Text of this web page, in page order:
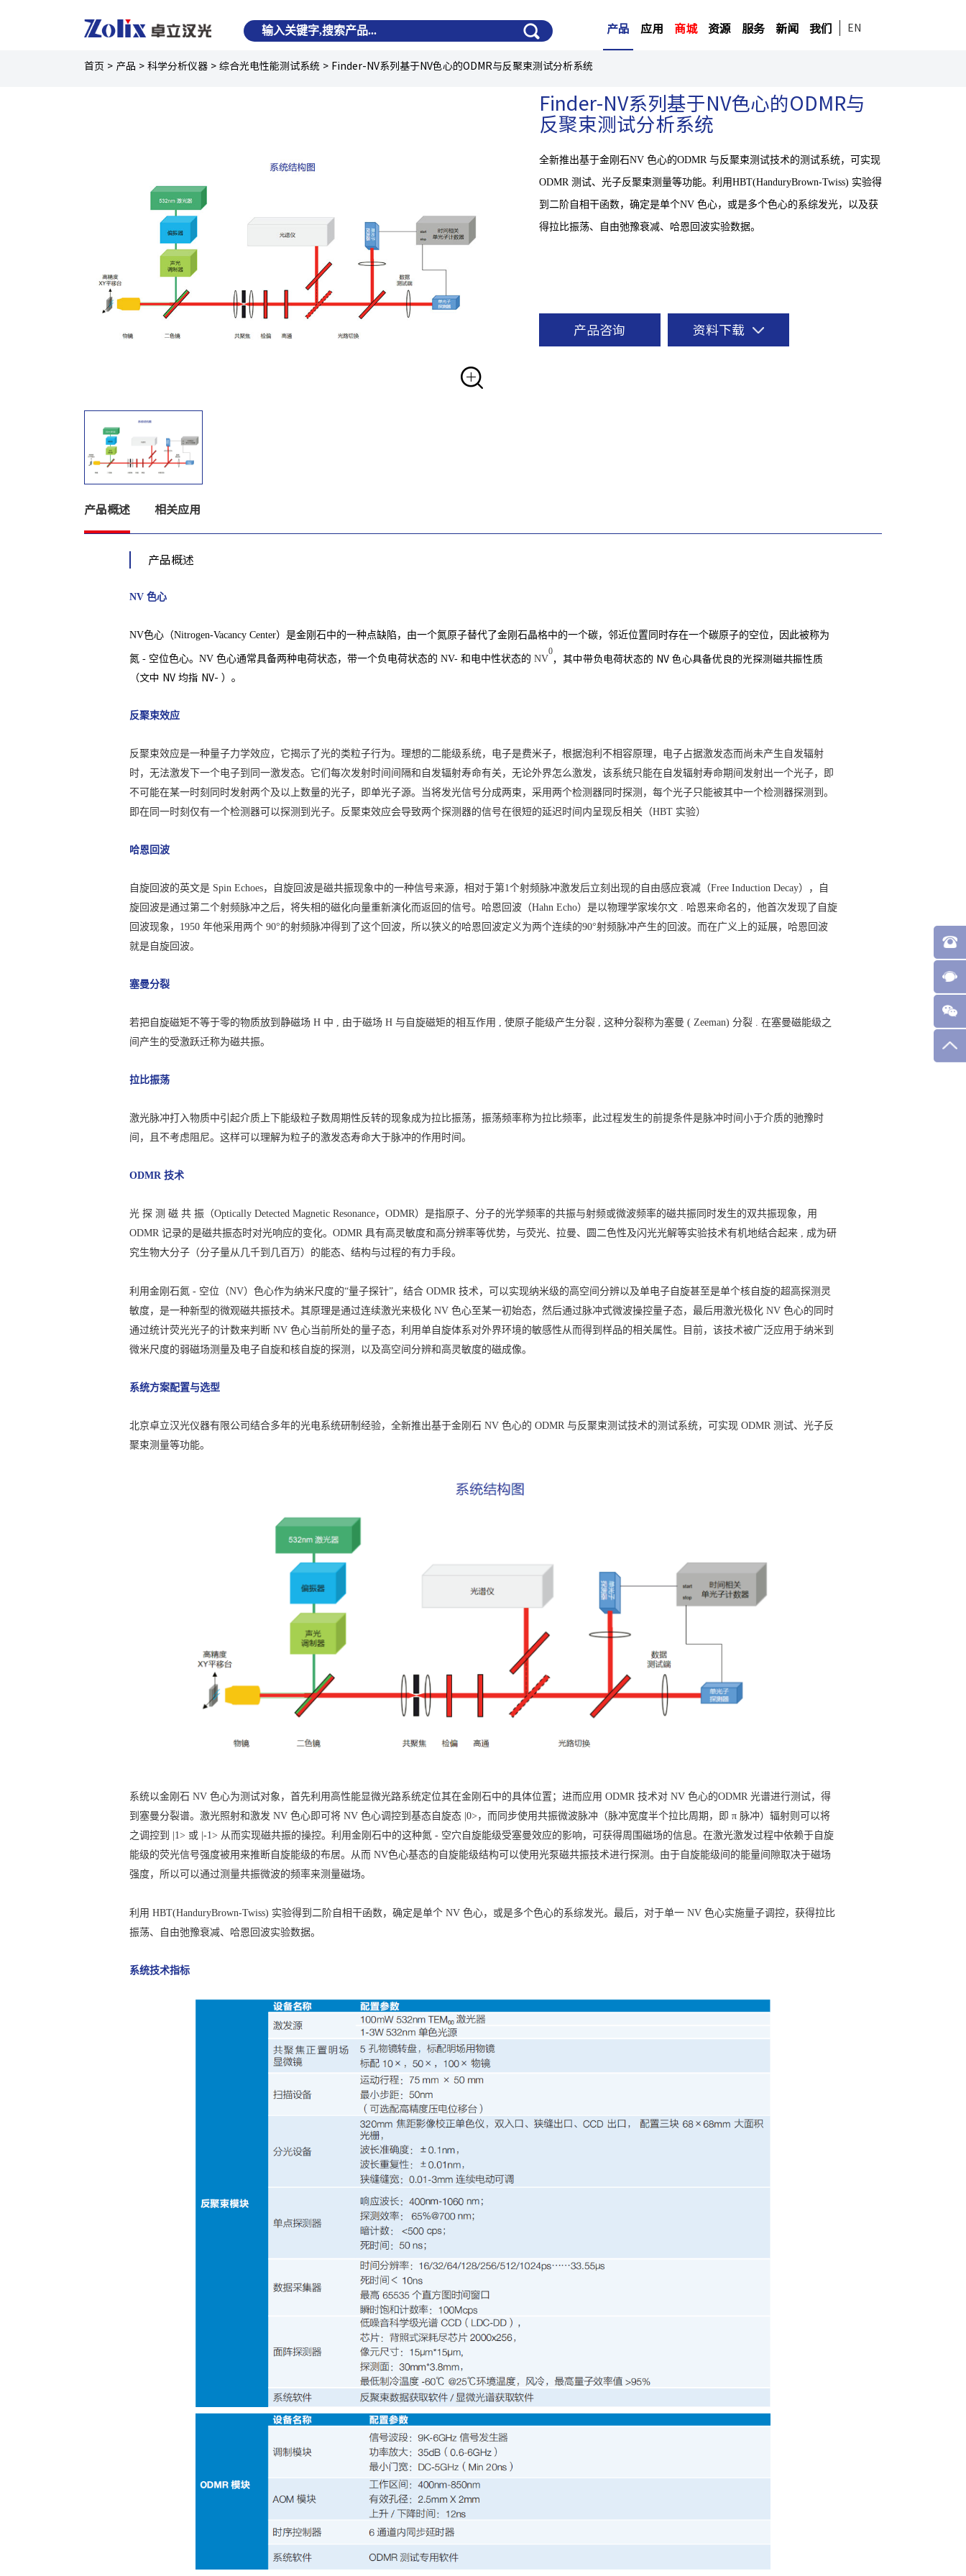
产品 应用 商城 资源 服务 新闻 我们 EN
首页 > 产品 >科学分析仪器 >综合光电性能测试系统 > Finder-NV系列基于NV色心的ODMR与反聚束测试分析系统
Finder-NV系列基于NV色心的ODMR与
反聚束测试分析系统
全新推出基于金刚石NV 色心的ODMR 与反聚束测试技术的测试系统，可实现
ODMR 测试、光子反聚束测量等功能。利用HBT(HanduryBrown-Twiss) 实验得
到二阶自相干函数，确定是单个NV 色心，或是多个色心的系综发光，以及获
得拉比振荡、自由弛豫衰减、哈恩回波实验数据。
产品咨询 资料下载
产品概述 相关应用
产品概述
NV 色心
NV色心（Nitrogen-Vacancy Center）是金刚石中的一种点缺陷，由一个氮原子替代了金刚石晶格中的一个碳，邻近位置同时存在一个碳原子的空位，因此被称为
氮 - 空位色心。NV 色心通常具备两种电荷状态，带一个负电荷状态的 NV- 和电中性状态的 NV
0
，其中带负电荷状态的 NV 色心具备优良的光探测磁共振性质
（文中 NV 均指 NV- ）。
反聚束效应
反聚束效应是一种量子力学效应，它揭示了光的类粒子行为。理想的二能级系统，电子是费米子，根据泡利不相容原理，电子占据激发态而尚未产生自发辐射
时，无法激发下一个电子到同一激发态。它们每次发射时间间隔和自发辐射寿命有关，无论外界怎么激发，该系统只能在自发辐射寿命期间发射出一个光子，即
不可能在某一时刻同时发射两个及以上数量的光子，即单光子源。当将发光信号分成两束，采用两个检测器同时探测，每个光子只能被其中一个检测器探测到。
即在同一时刻仅有一个检测器可以探测到光子。反聚束效应会导致两个探测器的信号在很短的延迟时间内呈现反相关（HBT 实验）
哈恩回波
自旋回波的英文是 Spin Echoes，自旋回波是磁共振现象中的一种信号来源，相对于第1个射频脉冲激发后立刻出现的自由感应衰减（Free Induction Decay），自
旋回波是通过第二个射频脉冲之后，将失相的磁化向量重新演化而返回的信号。哈恩回波（Hahn Echo）是以物理学家埃尔文 . 哈恩来命名的，他首次发现了自旋
回波现象，1950 年他采用两个 90°的射频脉冲得到了这个回波，所以狭义的哈恩回波定义为两个连续的90°射频脉冲产生的回波。而在广义上的延展，哈恩回波
就是自旋回波。
塞曼分裂
若把自旋磁矩不等于零的物质放到静磁场 H 中 , 由于磁场 H 与自旋磁矩的相互作用 , 使原子能级产生分裂 , 这种分裂称为塞曼 ( Zeeman) 分裂 . 在塞曼磁能级之
间产生的受激跃迁称为磁共振。
拉比振荡
激光脉冲打入物质中引起介质上下能级粒子数周期性反转的现象成为拉比振荡，振荡频率称为拉比频率，此过程发生的前提条件是脉冲时间小于介质的驰豫时
间，且不考虑阻尼。这样可以理解为粒子的激发态寿命大于脉冲的作用时间。
ODMR 技术
光 探 测 磁 共 振（Optically Detected Magnetic Resonance，ODMR）是指原子、分子的光学频率的共振与射频或微波频率的磁共振同时发生的双共振现象，用
ODMR 记录的是磁共振态时对光响应的变化。ODMR 具有高灵敏度和高分辨率等优势，与荧光、拉曼、圆二色性及闪光光解等实验技术有机地结合起来 , 成为研
究生物大分子（分子量从几千到几百万）的能态、结构与过程的有力手段。
利用金刚石氮 - 空位（NV）色心作为纳米尺度的“量子探针”，结合 ODMR 技术，可以实现纳米级的高空间分辨以及单电子自旋甚至是单个核自旋的超高探测灵
敏度，是一种新型的微观磁共振技术。其原理是通过连续激光来极化 NV 色心至某一初始态，然后通过脉冲式微波操控量子态，最后用激光极化 NV 色心的同时
通过统计荧光光子的计数来判断 NV 色心当前所处的量子态，利用单自旋体系对外界环境的敏感性从而得到样品的相关属性。目前，该技术被广泛应用于纳米到
微米尺度的弱磁场测量及电子自旋和核自旋的探测，以及高空间分辨和高灵敏度的磁成像。
系统方案配置与选型
北京卓立汉光仪器有限公司结合多年的光电系统研制经验，全新推出基于金刚石 NV 色心的 ODMR 与反聚束测试技术的测试系统，可实现 ODMR 测试、光子反
聚束测量等功能。
系统以金刚石 NV 色心为测试对象，首先利用高性能显微光路系统定位其在金刚石中的具体位置；进而应用 ODMR 技术对 NV 色心的ODMR 光谱进行测试，得
到塞曼分裂谱。激光照射和激发 NV 色心即可将 NV 色心调控到基态自旋态 |0>，而同步使用共振微波脉冲（脉冲宽度半个拉比周期，即 π 脉冲）辐射则可以将
之调控到 |1> 或 |-1> 从而实现磁共振的操控。利用金刚石中的这种氮 - 空穴自旋能级受塞曼效应的影响，可获得周围磁场的信息。在激光激发过程中依赖于自旋
能级的荧光信号强度被用来推断自旋能级的布居。从而 NV色心基态的自旋能级结构可以使用光泵磁共振技术进行探测。由于自旋能级间的能量间隙取决于磁场
强度，所以可以通过测量共振微波的频率来测量磁场。
利用 HBT(HanduryBrown-Twiss) 实验得到二阶自相干函数，确定是单个 NV 色心，或是多个色心的系综发光。最后，对于单一 NV 色心实施量子调控，获得拉比
振荡、自由弛豫衰减、哈恩回波实验数据。
系统技术指标